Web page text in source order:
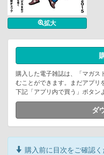
拡大
購入した電子雑誌は、「マガス
むことができます。まだアプリ
下記「アプリ内で買う」ボタン
ダ
購入前に目次をご確認く